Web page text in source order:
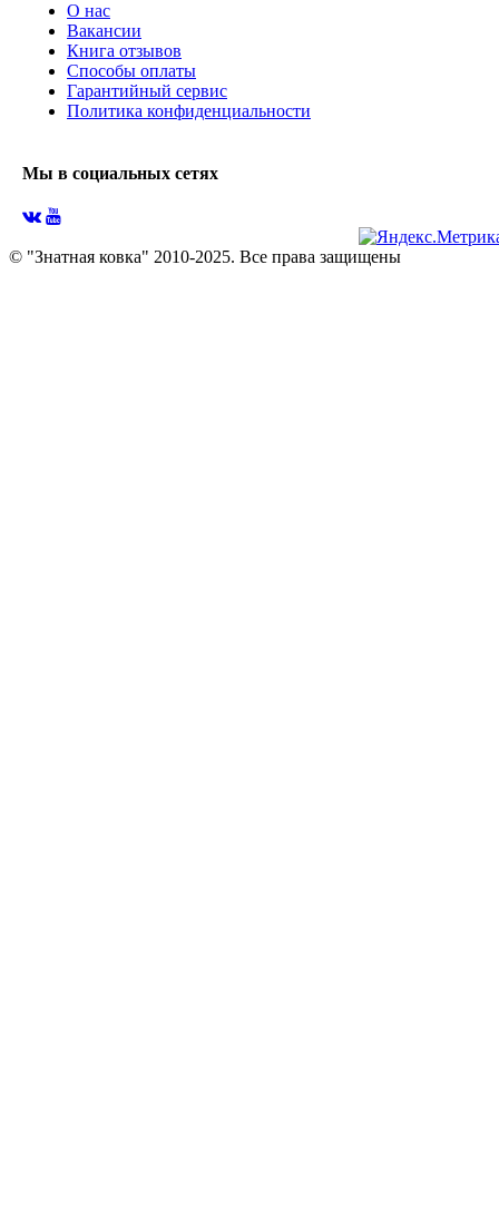
О нас
Вакансии
Книга отзывов
Способы оплаты
Гарантийный сервис
Политика конфиденциальности
Мы в социальных сетях
© "Знатная ковка" 2010-2025. Все права защищены